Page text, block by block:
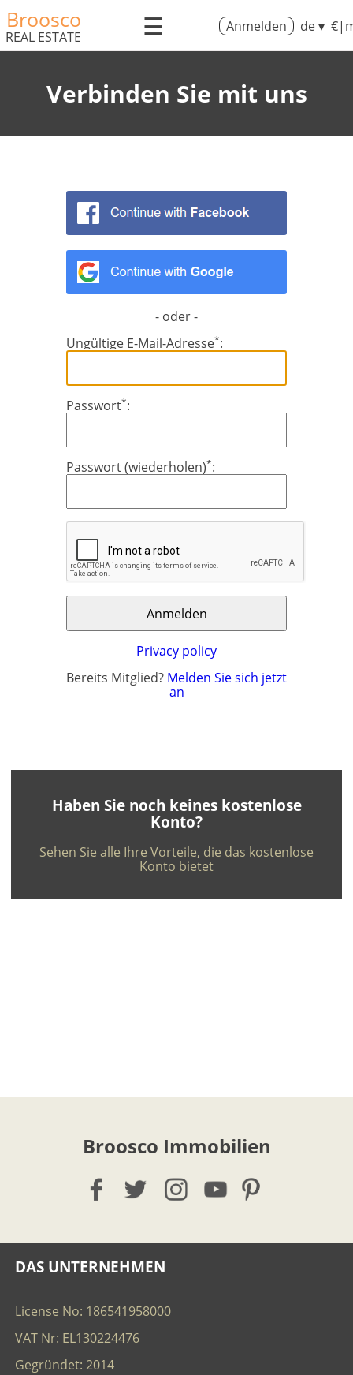
Broosco
REAL ESTATE ☰ Anmelden de ▾
Verbinden Sie mit uns
- oder -
Ungültige E-Mail-Adresse*:
Passwort*:
Passwort (wiederholen)*:
Privacy policy
Bereits Mitglied? Melden Sie sich jetzt
an
Haben Sie noch keines kostenlose
Konto?
Sehen Sie alle Ihre Vorteile, die das kostenlose
Konto bietet
Broosco Immobilien
DAS UNTERNEHMEN
License No: 186541958000
VAT Nr: EL130224476
Gegründet: 2014
Währung
Einheiten
m/km/m²
ft/mi/ft²
Français